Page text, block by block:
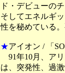
ド・デビューの
そしてエネルギ
性を秘めている
★アイオン / 「
91年10月、ア
は、突発性、過